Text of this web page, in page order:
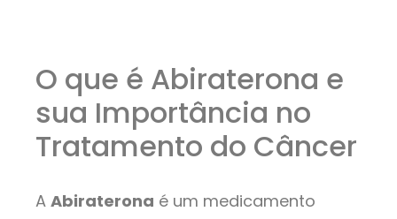
O que é Abiraterona e
sua Importância no
Tratamento do Câncer
A Abiraterona é um medicamento